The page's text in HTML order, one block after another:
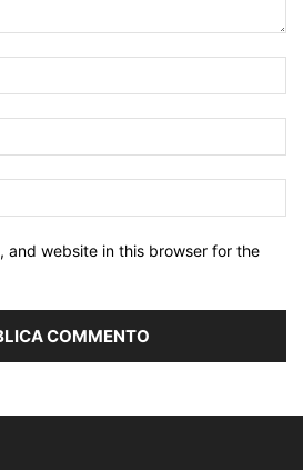
and website in this browser for the